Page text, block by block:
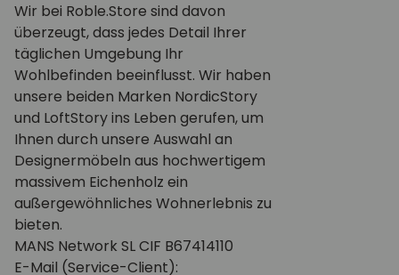
Wir bei Roble.Store sind davon
überzeugt, dass jedes Detail Ihrer
täglichen Umgebung Ihr
Wohlbefinden beeinflusst. Wir haben
unsere beiden Marken NordicStory
und LoftStory ins Leben gerufen, um
Ihnen durch unsere Auswahl an
Designermöbeln aus hochwertigem
massivem Eichenholz ein
außergewöhnliches Wohnerlebnis zu
bieten.
MANS Network SL CIF B67414110
E-Mail (Service-Client):